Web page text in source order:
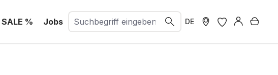
SALE % Jobs DE